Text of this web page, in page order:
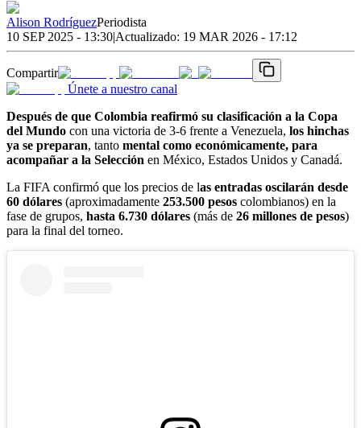
Alison RodríguezPeriodista
10 SEP 2025 - 13:30|Actualizado: 19 MAR 2026 - 17:12
Compartir
Únete a nuestro canal
Después de que Colombia reafirmó su clasificación a la Copa
del Mundo con una victoria de 3-6 frente a Venezuela, los hinchas
ya se preparan, tanto mental como económicamente, para
acompañar a la Selección en México, Estados Unidos y Canadá.
La FIFA confirmó que los precios de las entradas oscilarán desde
60 dólares (aproximadamente 253.500 pesos colombianos) en la
fase de grupos, hasta 6.730 dólares (más de 26 millones de pesos)
para la final del torneo.